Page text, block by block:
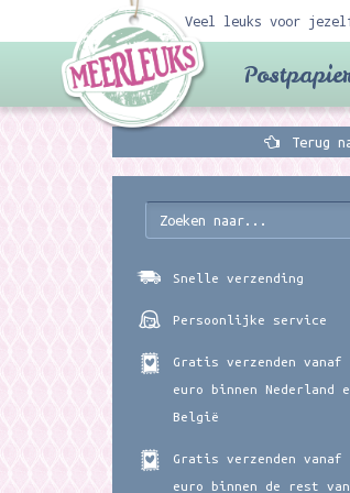
Veel leuks voor
Terug
Snelle verzending
Persoonlijke service
Gratis verzenden vanaf
euro binnen Nederland
België
Gratis verzenden vanaf
euro binnen de rest